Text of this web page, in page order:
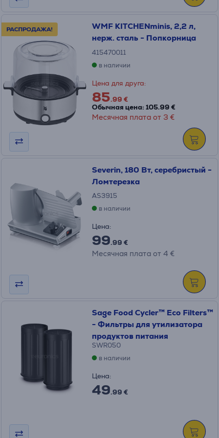
РАСПРОДАЖА!
WMF KITCHENminis, 2,2 л,
нерж. сталь - Попкорница
415470011
в наличии
Цена для друга:
85.99 €
Обычная цена: 105.99 €
Месячная плата от 3 €
Severin, 180 Вт, серебристый -
Ломтерезка
AS3915
в наличии
Цена:
99.99 €
Месячная плата от 4 €
Sage Food Cycler™ Eco Filters™
- Фильтры для утилизатора
продуктов питания
SWR050
в наличии
Цена:
49.99 €